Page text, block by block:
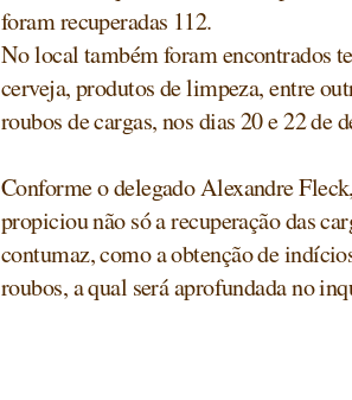
foram recuperadas 112.
No local também foram encontrados
cerveja, produtos de limpeza, entre
roubos de cargas, nos dias 20 e 22 de
Conforme o delegado Alexandre
propiciou não só a recuperação das
contumaz, como a obtenção de
roubos, a qual será aprofundada no